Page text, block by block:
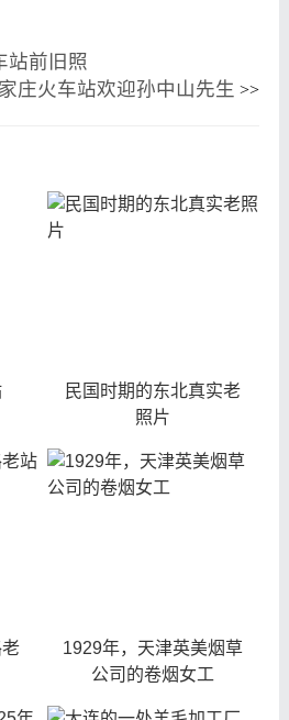
站前旧照
庄火车站欢迎孙中山先生 >>
民国时期的东北真实老
照片
1929年，天津英美烟草
公司的卷烟女工